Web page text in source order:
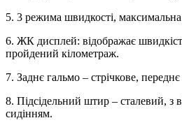
5. 3 режима швидкості,
6. ЖК дисплей: відображає
пройдений кілометраж.
7. Заднє гальмо – стрічкове,
8. Підсідельний штир – сталевий,
сидінням.